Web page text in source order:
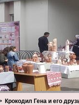
Крокодил Гена и его